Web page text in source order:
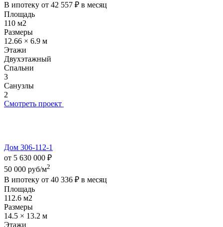
В ипотеку от 42 557 ₽ в месяц
Площадь
110 м2
Размеры
12.66 × 6.9 м
Этажи
Двухэтажный
Спальни
3
Санузлы
2
Смотреть проект
Дом 306-112-1
от 5 630 000 ₽
50 000 руб/м2
В ипотеку от 40 336 ₽ в месяц
Площадь
112.6 м2
Размеры
14.5 × 13.2 м
Этажи